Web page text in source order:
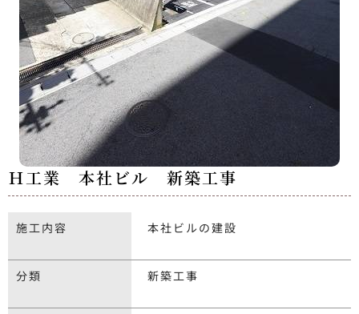
Ｈ工業 本社ビル 新築工事
施工内容 本社ビルの建設
分類 新築工事